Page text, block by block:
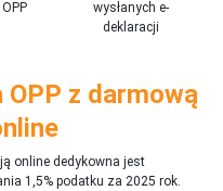
wysłanych e-
deklaracji
z darmową
online dedykowna jest
1,5% podatku za 2025 rok.